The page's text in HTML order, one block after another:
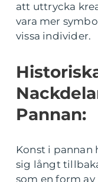
att uttrycka
vara mer
vissa individer.
Pannan:
Konst i pannan
sig långt
som en form